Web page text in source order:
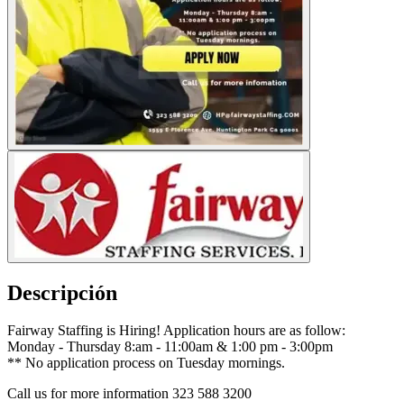
Descripción
Fairway Staffing is Hiring! Application hours are as follow:
Monday - Thursday 8:am - 11:00am & 1:00 pm - 3:00pm
** No application process on Tuesday mornings.
Call us for more information 323 588 3200